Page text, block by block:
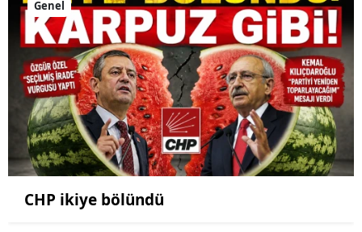
Genel
CHP ikiye bölündü